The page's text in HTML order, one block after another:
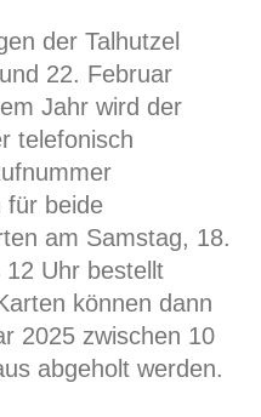
der Talhutzel
22. Februar
Jahr wird der
telefonisch
für beide
am Samstag, 18.
Uhr bestellt
können dann
2025 zwischen 10
abgeholt werden.